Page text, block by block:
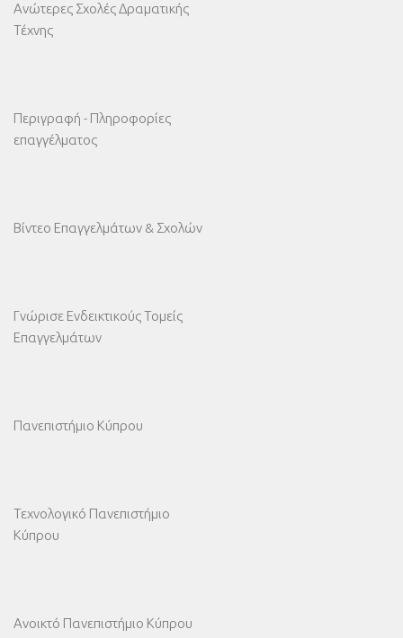
Ανώτερες Σχολές Δραματικής
Τέχνης
Περιγραφή - Πληροφορίες
επαγγέλματος
Βίντεο Επαγγελμάτων & Σχολών
Γνώρισε Ενδεικτικούς Τομείς
Επαγγελμάτων
Πανεπιστήμιο Κύπρου
Τεχνολογικό Πανεπιστήμιο
Κύπρου
Ανοικτό Πανεπιστήμιο Κύπρου